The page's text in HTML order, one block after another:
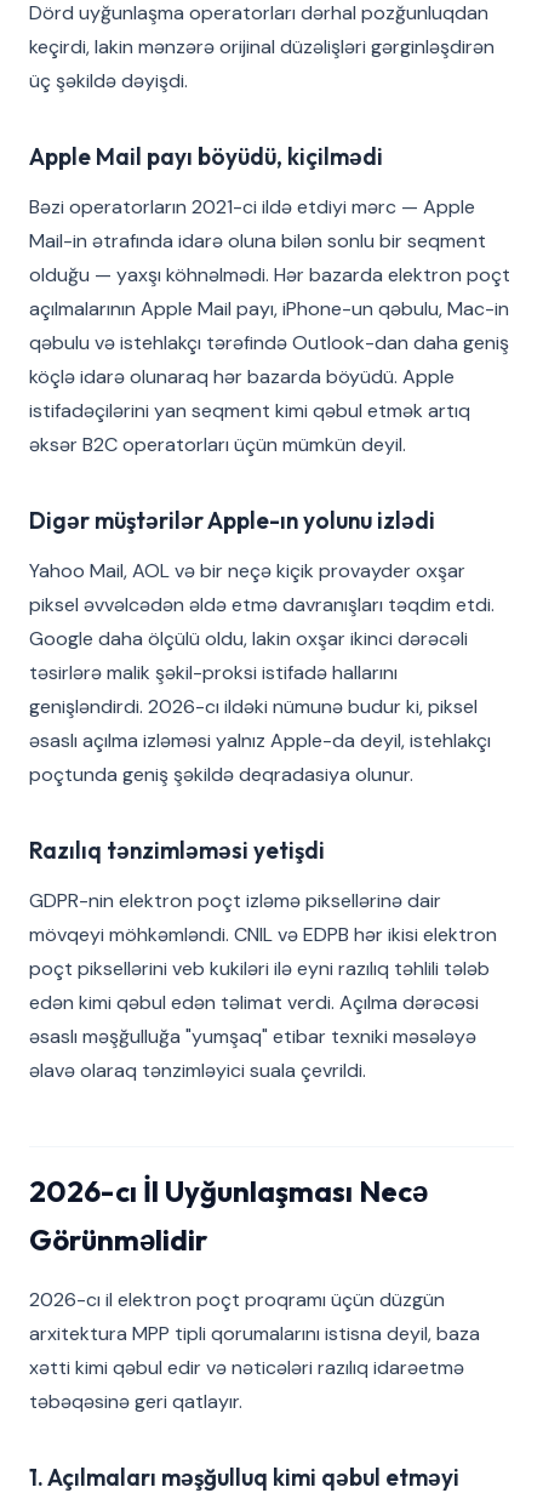
Dörd uyğunlaşma operatorları dərhal pozğunluqdan
keçirdi, lakin mənzərə orijinal düzəlişləri gərginləşdirən
üç şəkildə dəyişdi.
Apple Mail payı böyüdü, kiçilmədi
Bəzi operatorların 2021-ci ildə etdiyi mərc — Apple
Mail-in ətrafında idarə oluna bilən sonlu bir seqment
olduğu — yaxşı köhnəlmədi. Hər bazarda elektron poçt
açılmalarının Apple Mail payı, iPhone-un qəbulu, Mac-in
qəbulu və istehlakçı tərəfində Outlook-dan daha geniş
köçlə idarə olunaraq hər bazarda böyüdü. Apple
istifadəçilərini yan seqment kimi qəbul etmək artıq
əksər B2C operatorları üçün mümkün deyil.
Digər müştərilər Apple-ın yolunu izlədi
Yahoo Mail, AOL və bir neçə kiçik provayder oxşar
piksel əvvəlcədən əldə etmə davranışları təqdim etdi.
Google daha ölçülü oldu, lakin oxşar ikinci dərəcəli
təsirlərə malik şəkil-proksi istifadə hallarını
genişləndirdi. 2026-cı ildəki nümunə budur ki, piksel
əsaslı açılma izləməsi yalnız Apple-da deyil, istehlakçı
poçtunda geniş şəkildə deqradasiya olunur.
Razılıq tənzimləməsi yetişdi
GDPR-nin elektron poçt izləmə piksellərinə dair
mövqeyi möhkəmləndi. CNIL və EDPB hər ikisi elektron
poçt piksellərini veb kukiləri ilə eyni razılıq təhlili tələb
edən kimi qəbul edən təlimat verdi. Açılma dərəcəsi
əsaslı məşğulluğa "yumşaq" etibar texniki məsələyə
əlavə olaraq tənzimləyici suala çevrildi.
2026-cı İl Uyğunlaşması Necə
Görünməlidir
2026-cı il elektron poçt proqramı üçün düzgün
arxitektura MPP tipli qorumalarını istisna deyil, baza
xətti kimi qəbul edir və nəticələri razılıq idarəetmə
təbəqəsinə geri qatlayır.
1. Açılmaları məşğulluq kimi qəbul etməyi